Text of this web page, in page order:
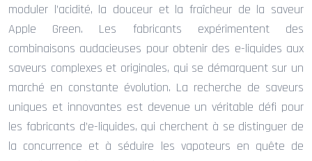
moduler l’acidité, la douceur et la fraîcheur de la saveur
Apple Green. Les fabricants expérimentent des
combinaisons audacieuses pour obtenir des e-liquides aux
saveurs complexes et originales, qui se démarquent sur un
marché en constante évolution. La recherche de saveurs
uniques et innovantes est devenue un véritable défi pour
les fabricants d’e-liquides, qui cherchent à se distinguer de
la concurrence et à séduire les vapoteurs en quête de